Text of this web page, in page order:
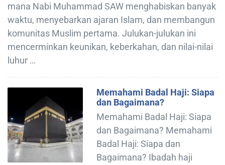
mana Nabi Muhammad SAW menghabiskan banyak
waktu, menyebarkan ajaran Islam, dan membangun
komunitas Muslim pertama. Julukan-julukan ini
mencerminkan keunikan, keberkahan, dan nilai-nilai
luhur …
Memahami Badal Haji: Siapa
dan Bagaimana?
Memahami Badal Haji: Siapa
dan Bagaimana? Memahami
Badal Haji: Siapa dan
Bagaimana? Ibadah haji